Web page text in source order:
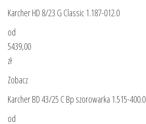
Karcher HD 8/23 G Classic 1.187-012.0
od
5439,00
zł
Zobacz
Karcher BD 43/25 C Bp szorowarka 1.515-400.0
od